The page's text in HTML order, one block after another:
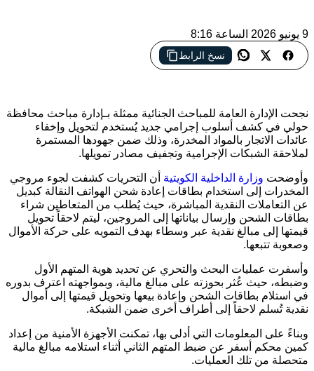
9 يونيو 2026 الساعة 8:16
نسخ الرابط
الداخلية الكويتية تكشف أسلوباً إجرامياً جديداً يعتمد على بطاقات
شحن الهواتف لتحويل أموال المخدرات وتضبط متورطين في
نجحت الإدارة العامة للمباحث الجنائية ممثلة بـإدارة مباحث محافظة
حولي في كشف أسلوب إجرامي جديد يُستخدم لتحويل وإخفاء
عائدات الاتجار بالمواد المخدرة، وذلك ضمن جهودها المستمرة
لملاحقة الشبكات الإجرامية وتجفيف مصادر تمويلها.
وأوضحت وزارة الداخلية الكويتية أن التحريات كشفت لجوء مروجي
المخدرات إلى استخدام بطاقات إعادة شحن الهواتف النقالة كبديل
عن التعاملات النقدية المباشرة، حيث يُطلب من المتعاطين شراء
بطاقات الشحن وإرسال بياناتها إلى المروجين، ليتم لاحقاً تحويل
قيمتها إلى مبالغ نقدية عبر وسطاء بهدف التمويه على حركة الأموال
وصعوبة تتبعها.
وأسفرت عمليات البحث والتحري عن تحديد هوية المتهم الأول
وضبطه، حيث عُثر بحوزته على مبالغ مالية، وبمواجهته اعترف بدوره
في استلام بطاقات الشحن وإعادة بيعها وتحويل قيمتها إلى أموال
نقدية تُسلم لاحقاً إلى أطراف أخرى ضمن الشبكة.
وبناءً على المعلومات التي أدلى بها، تمكنت الأجهزة الأمنية من إعداد
كمين محكم أسفر عن ضبط المتهم الثاني أثناء استلامه مبالغ مالية
متحصلة من تلك العمليات.